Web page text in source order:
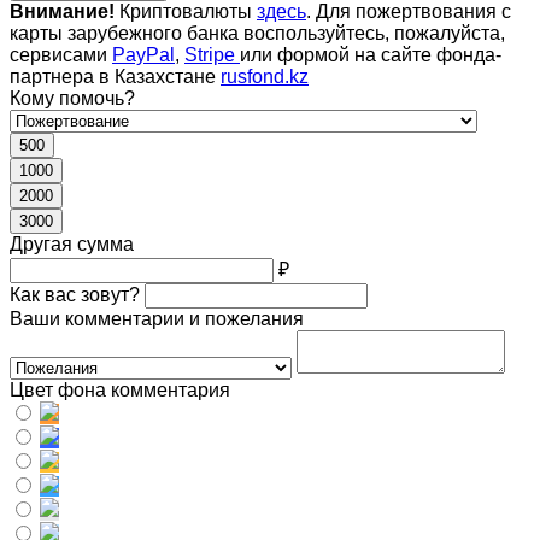
Внимание! Криптовалюты здесь. Для пожертвования с
карты зарубежного банка воспользуйтесь, пожалуйста,
сервисами PayPal , Stripe или формой на сайте фонда-
партнера в Казахстане rusfond.kz
Кому помочь?
500
1000
2000
3000
Другая сумма
₽
Как вас зовут?
Ваши комментарии и пожелания
Цвет фона комментария